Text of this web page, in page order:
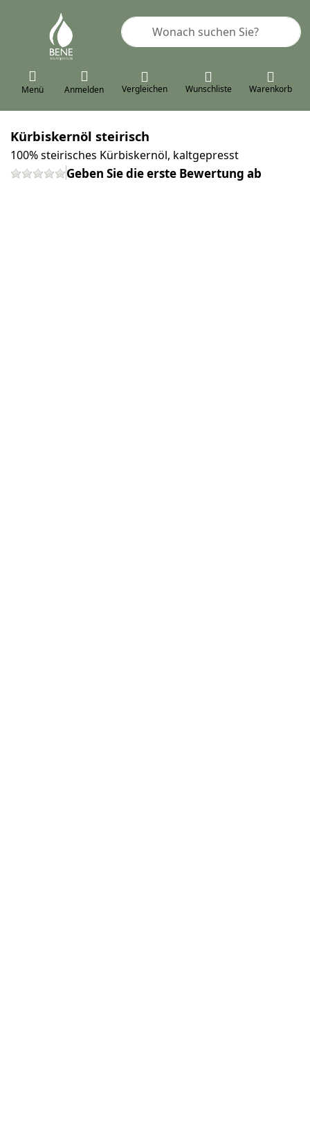
Geben Sie einen Suchbegriff ein.
Menü Anmelden Vergleichen Wunschliste Warenkorb
Kürbiskernöl steirisch
100% steirisches Kürbiskernöl, kaltgepresst
Geben Sie die erste Bewertung ab